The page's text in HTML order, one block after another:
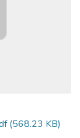
(568.23 KB)